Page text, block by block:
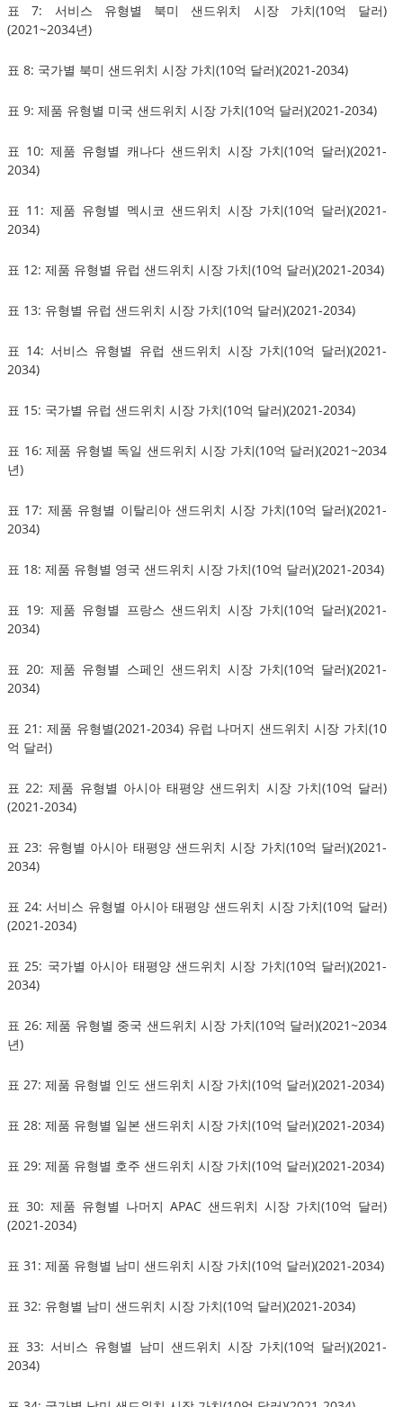
표 7: 서비스 유형별 북미 샌드위치 시장 가치(10억 달러)
(2021~2034년)
표 8: 국가별 북미 샌드위치 시장 가치(10억 달러)(2021-2034)
표 9: 제품 유형별 미국 샌드위치 시장 가치(10억 달러)(2021-2034)
표 10: 제품 유형별 캐나다 샌드위치 시장 가치(10억 달러)(2021-
2034)
표 11: 제품 유형별 멕시코 샌드위치 시장 가치(10억 달러)(2021-
2034)
표 12: 제품 유형별 유럽 샌드위치 시장 가치(10억 달러)(2021-2034)
표 13: 유형별 유럽 샌드위치 시장 가치(10억 달러)(2021-2034)
표 14: 서비스 유형별 유럽 샌드위치 시장 가치(10억 달러)(2021-
2034)
표 15: 국가별 유럽 샌드위치 시장 가치(10억 달러)(2021-2034)
표 16: 제품 유형별 독일 샌드위치 시장 가치(10억 달러)(2021~2034
년)
표 17: 제품 유형별 이탈리아 샌드위치 시장 가치(10억 달러)(2021-
2034)
표 18: 제품 유형별 영국 샌드위치 시장 가치(10억 달러)(2021-2034)
표 19: 제품 유형별 프랑스 샌드위치 시장 가치(10억 달러)(2021-
2034)
표 20: 제품 유형별 스페인 샌드위치 시장 가치(10억 달러)(2021-
2034)
표 21: 제품 유형별(2021-2034) 유럽 나머지 샌드위치 시장 가치(10
억 달러)
표 22: 제품 유형별 아시아 태평양 샌드위치 시장 가치(10억 달러)
(2021-2034)
표 23: 유형별 아시아 태평양 샌드위치 시장 가치(10억 달러)(2021-
2034)
표 24: 서비스 유형별 아시아 태평양 샌드위치 시장 가치(10억 달러)
(2021-2034)
표 25: 국가별 아시아 태평양 샌드위치 시장 가치(10억 달러)(2021-
2034)
표 26: 제품 유형별 중국 샌드위치 시장 가치(10억 달러)(2021~2034
년)
표 27: 제품 유형별 인도 샌드위치 시장 가치(10억 달러)(2021-2034)
표 28: 제품 유형별 일본 샌드위치 시장 가치(10억 달러)(2021-2034)
표 29: 제품 유형별 호주 샌드위치 시장 가치(10억 달러)(2021-2034)
표 30: 제품 유형별 나머지 APAC 샌드위치 시장 가치(10억 달러)
(2021-2034)
표 31: 제품 유형별 남미 샌드위치 시장 가치(10억 달러)(2021-2034)
표 32: 유형별 남미 샌드위치 시장 가치(10억 달러)(2021-2034)
표 33: 서비스 유형별 남미 샌드위치 시장 가치(10억 달러)(2021-
2034)